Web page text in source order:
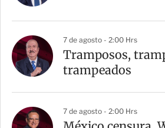
7 de agosto - 2:00 Hrs
Tramposos,
trampeados
7 de agosto - 2:00 Hrs